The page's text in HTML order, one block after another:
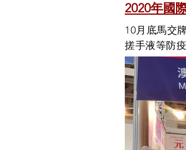
2020年國
10月底馬交
搓手液等防